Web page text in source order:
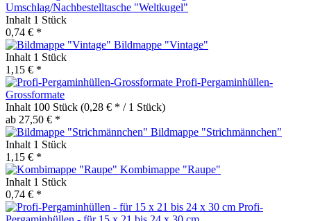
Umschlag/Nachbestelltasche "Weltkugel"
Inhalt 1 Stück
0,74 € *
Bildmappe "Vintage"
Inhalt 1 Stück
1,15 € *
Profi-Pergaminhüllen-
Grossformate
Inhalt 100 Stück (0,28 € * / 1 Stück)
ab 27,50 € *
Bildmappe "Strichmännchen"
Inhalt 1 Stück
1,15 € *
Kombimappe "Raupe"
Inhalt 1 Stück
0,74 € *
Profi-